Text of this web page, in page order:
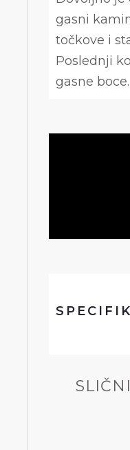
gasni
točkove i
Poslednji
gasne boce.